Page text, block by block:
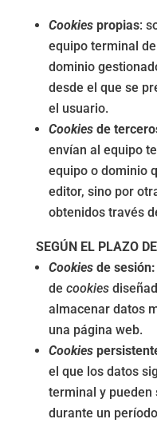
Cookies propias:
equipo terminal
dominio
desde el que se
el usuario.
Cookies de
envían al equipo
equipo o dominio
editor, sino por
obtenidos través
SEGÚN EL PLAZO
Cookies de sesión:
de cookies
almacenar datos
una página web.
Cookies
el que los datos
terminal y pueden
durante un